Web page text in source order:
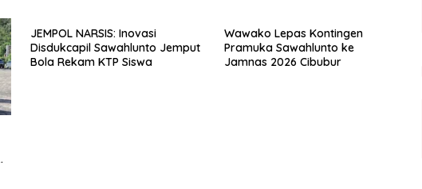
JEMPOL NARSIS: Inovasi
Disdukcapil Sawahlunto Jemput
Bola Rekam KTP Siswa
Wawako Lepas Kontingen
Pramuka Sawahlunto ke
Jamnas 2026 Cibubur